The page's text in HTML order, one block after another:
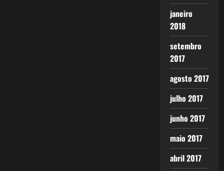
janeiro
2018
setembro
2017
agosto 2017
julho 2017
junho 2017
maio 2017
abril 2017